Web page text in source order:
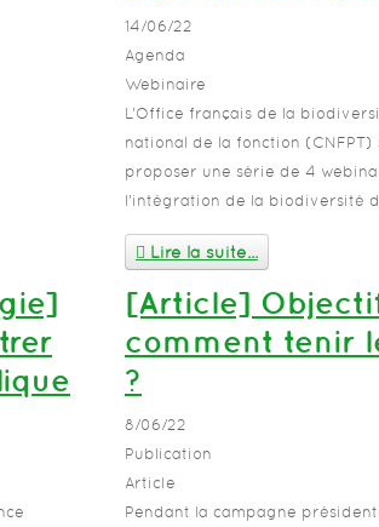
14/06/22
Agenda
Webinaire
L’Office français de la
national de la fonction (CNFPT)
proposer une série de 4
l'intégration de la biodiversité
Lire la suite...
[Article]
comment tenir
?
8/06/22
Publication
Article
Pendant la campagne